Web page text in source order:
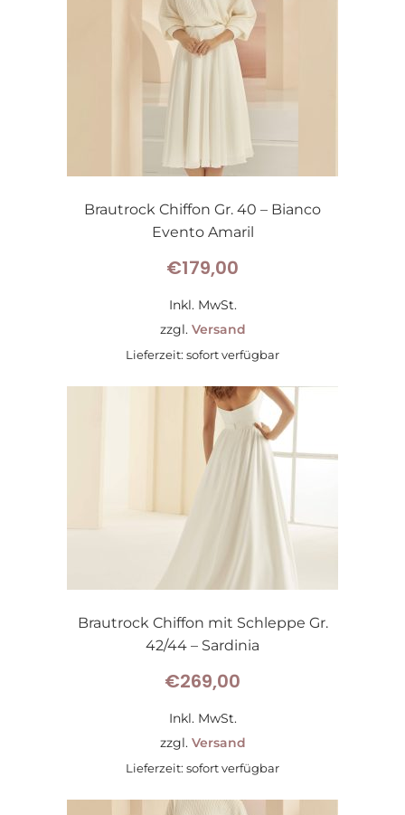
Brautrock Chiffon Gr. 40 – Bianco
Evento Amaril
€179,00
Inkl. MwSt.
zzgl. Versand
Lieferzeit: sofort verfügbar
Brautrock Chiffon mit Schleppe Gr.
42/44 – Sardinia
€269,00
Inkl. MwSt.
zzgl. Versand
Lieferzeit: sofort verfügbar